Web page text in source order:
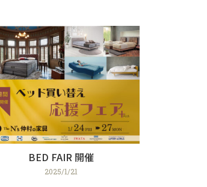
BED FAIR 開催
2025/1/21